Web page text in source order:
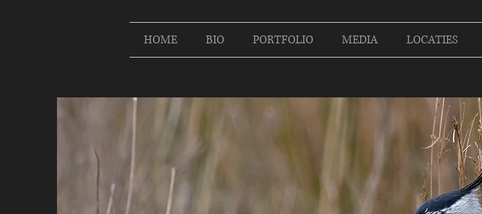
HOME BIO PORTFOLIO MEDIA LOCATIES